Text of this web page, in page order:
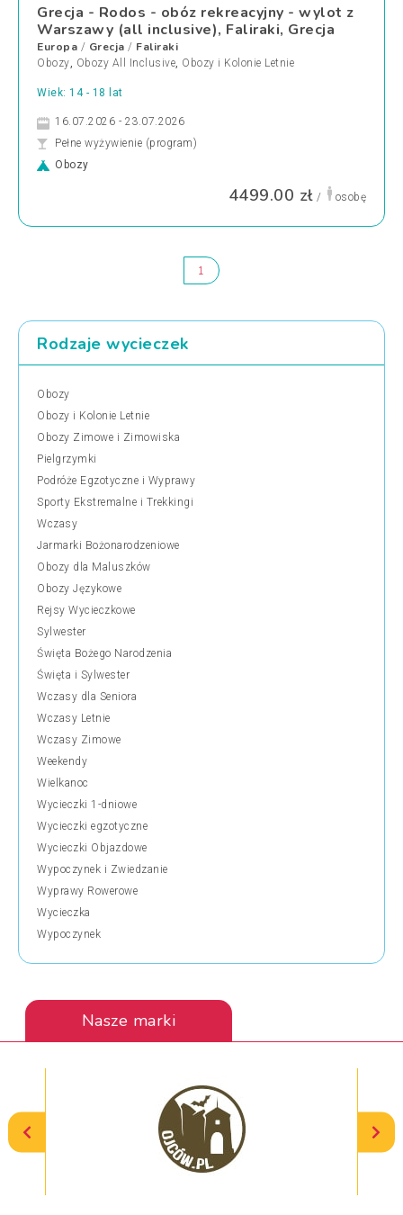
Grecja - Rodos - obóz rekreacyjny - wylot z
Warszawy (all inclusive), Faliraki, Grecja
Europa / Grecja / Faliraki
Obozy, Obozy All Inclusive, Obozy i Kolonie Letnie
Wiek: 14 - 18 lat
16.07.2026 - 23.07.2026
Pełne wyżywienie (program)
Obozy
4499.00 zł / osobę
1
Rodzaje wycieczek
Obozy
Obozy i Kolonie Letnie
Obozy Zimowe i Zimowiska
Pielgrzymki
Podróże Egzotyczne i Wyprawy
Sporty Ekstremalne i Trekkingi
Wczasy
Jarmarki Bożonarodzeniowe
Obozy dla Maluszków
Obozy Językowe
Rejsy Wycieczkowe
Sylwester
Święta Bożego Narodzenia
Święta i Sylwester
Wczasy dla Seniora
Wczasy Letnie
Wczasy Zimowe
Weekendy
Wielkanoc
Wycieczki 1-dniowe
Wycieczki egzotyczne
Wycieczki Objazdowe
Wypoczynek i Zwiedzanie
Wyprawy Rowerowe
Wycieczka
Wypoczynek
Nasze marki